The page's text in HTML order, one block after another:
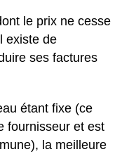
le prix ne cesse
existe de
ses factures
étant fixe (ce
fournisseur et est
la meilleure